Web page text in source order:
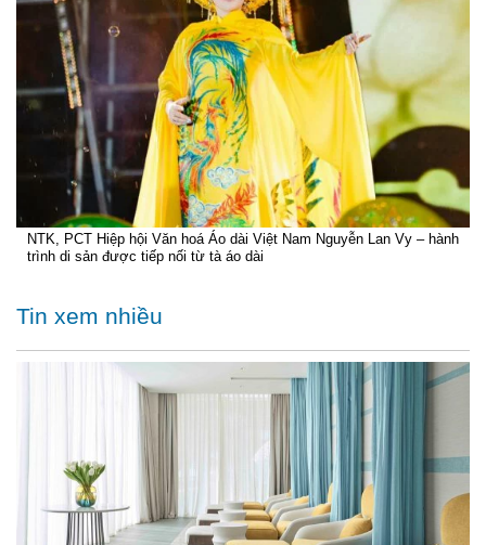
NTK, PCT Hiệp hội Văn hoá Áo dài Việt Nam Nguyễn Lan Vy – hành
trình di sản được tiếp nối từ tà áo dài
Tin xem nhiều